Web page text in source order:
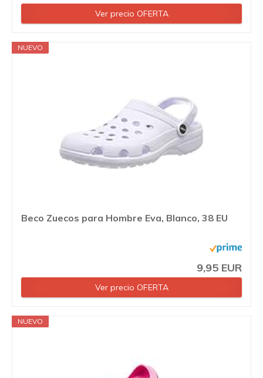
Ver precio OFERTA
NUEVO
Beco Zuecos para Hombre Eva, Blanco, 38 EU
9,95 EUR
Ver precio OFERTA
NUEVO